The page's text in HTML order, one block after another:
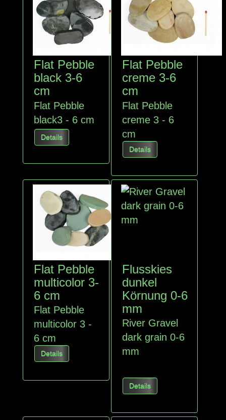
Flat Pebble
black 3-6
cm
Flat Pebble
black3 - 6 cm
Details
Flat Pebble
creme 3-6
cm
Flat Pebble
creme 3 - 6
cm
Details
Flat Pebble
multicolor 3-
6 cm
Flat Pebble
multicolor 3 -
6 cm
Details
Flusskies
dunkel
Körnung 0-6
mm
River Gravel
darkgrain 0-6
mm
Details